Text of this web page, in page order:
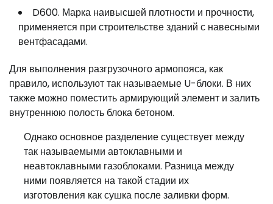
D600. Марка наивысшей плотности и прочности,
применяется при строительстве зданий с навесными
вентфасадами.
Для выполнения разгрузочного армопояса, как
правило, используют так называемые U-блоки. В них
также можно поместить армирующий элемент и залить
внутреннюю полость блока бетоном.
Однако основное разделение существует между
так называемыми автоклавными и
неавтоклавными газоблоками. Разница между
ними появляется на такой стадии их
изготовления как сушка после заливки форм.